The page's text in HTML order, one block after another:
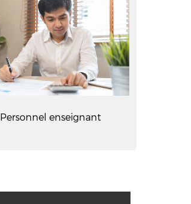
Personnel enseignant